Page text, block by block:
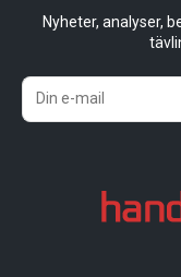
Nyheter, analyser,